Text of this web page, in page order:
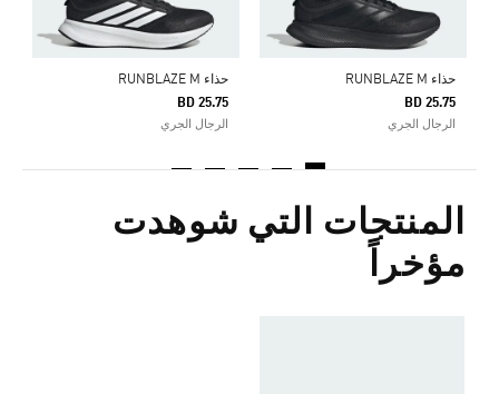
حذاء RUNBLAZE M
BD 25.75
الرجال الجري
حذاء RUNBLAZE M
BD 25.75
الرجال الجري
المنتجات التي شوهدت
مؤخراً